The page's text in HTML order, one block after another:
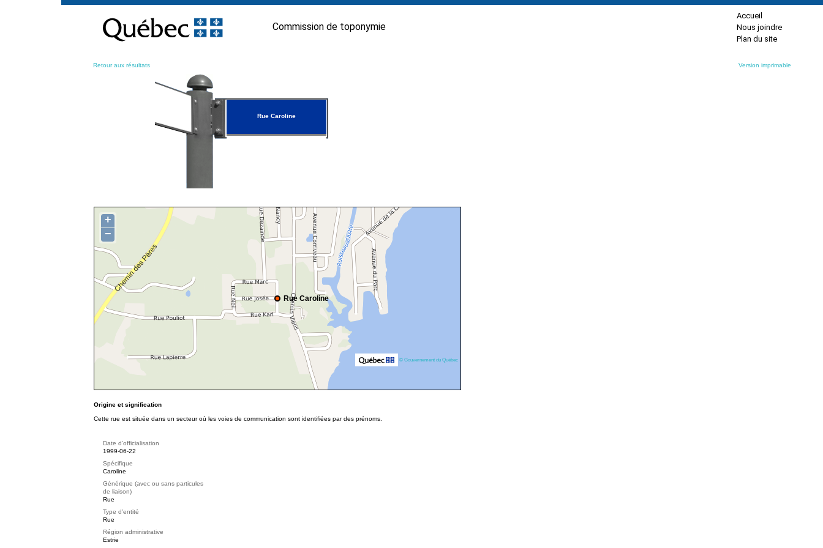
contenu
Commission de toponymie
Accueil
Nous joindre
Plan du site
Retour aux résultats Version imprimable
Rue Caroline
Rue Caroline
+
−
© Gouvernement du Québec
Origine et signification
Cette rue est située dans un secteur où les voies de communication sont identifiées par des prénoms.
Date d'officialisation
1999-06-22
Spécifique
Caroline
Générique (avec ou sans particules
de liaison)
Rue
Type d'entité
Rue
Région administrative
Estrie